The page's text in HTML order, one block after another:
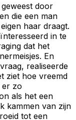
door
die een man
haar draagt.
in te
dat het
En
realiseerde
ziet hoe vreemd
er zo
als het een
kammen van zijn
tot een